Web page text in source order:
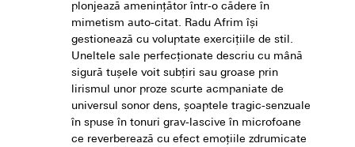
plonjează ameninţător într-o cădere în
mimetism auto-citat. Radu Afrim îşi
gestionează cu voluptate exerciţiile de stil.
Uneltele sale perfecţionate descriu cu mână
sigură tușele voit subţiri sau groase prin
lirismul unor proze scurte acmpaniate de
universul sonor dens, şoaptele tragic-senzuale
în spuse în tonuri grav-lascive în microfoane
ce reverberează cu efect emoţiile zdrumicate